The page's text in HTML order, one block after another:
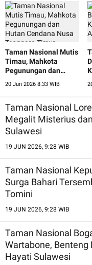
Taman Nasional Mutis
Timau, Mahkota
Pegunungan dan
20 Jun 2026 8:33 WIB
Taman Nasional
Megalit Misterius
Sulawesi
19 JUN 2026, 9:28 WIB
Taman Nasional
Surga Bahari
Tomini
19 JUN 2026, 9:28 WIB
Taman Nasional
Wartabone, Benteng
Hayati Sulawesi